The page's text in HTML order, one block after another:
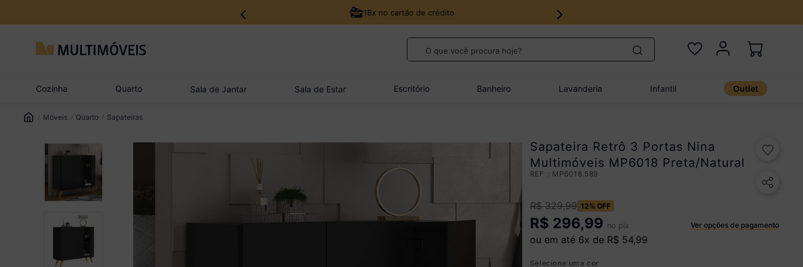
18x no cartão de crédito
O que você procura hoje?
Cozinha Quarto Sala de Jantar Sala de Estar Escritório Banheiro Lavanderia Infantil Outlet
Móveis Quarto Sapateiras
Sapateira Retrô 3 Portas Nina
Multimóveis MP6018 Preta/Natural
: MP6018.589
R$ 329,99 12% OFF
R$ 296,99 no pix Ver opções de pagamento
ou em até 6x de R$ 54,99
Selecione uma cor
4º
sofá